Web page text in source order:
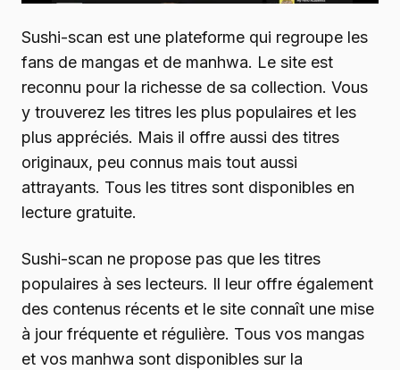
Sushi-scan est une plateforme qui regroupe les
fans de mangas et de manhwa. Le site est
reconnu pour la richesse de sa collection. Vous
y trouverez les titres les plus populaires et les
plus appréciés. Mais il offre aussi des titres
originaux, peu connus mais tout aussi
attrayants. Tous les titres sont disponibles en
lecture gratuite.
Sushi-scan ne propose pas que les titres
populaires à ses lecteurs. Il leur offre également
des contenus récents et le site connaît une mise
à jour fréquente et régulière. Tous vos mangas
et vos manhwa sont disponibles sur la